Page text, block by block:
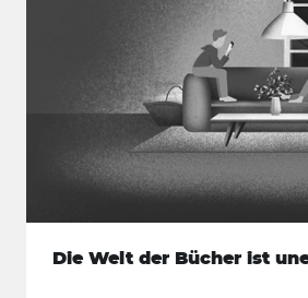
Die Welt der Bücher ist